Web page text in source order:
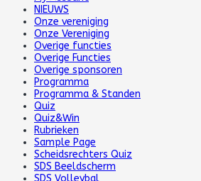
NIEUWS
Onze vereniging
Onze Vereniging
Overige functies
Overige Functies
Overige sponsoren
Programma
Programma & Standen
Quiz
Quiz&Win
Rubrieken
Sample Page
Scheidsrechters Quiz
SDS Beeldscherm
SDS Volleybal